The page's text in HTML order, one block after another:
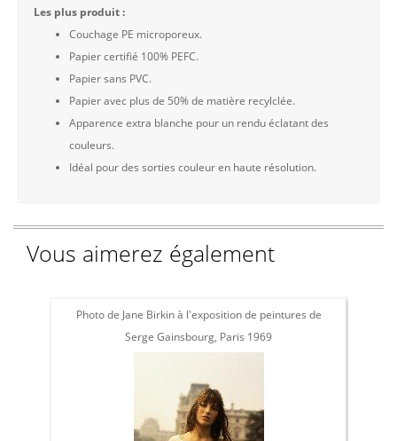
Les plus produit :
Couchage PE microporeux.
Papier certifié 100% PEFC.
Papier sans PVC.
Papier avec plus de 50% de matière recylclée.
Apparence extra blanche pour un rendu éclatant des
couleurs.
Idéal pour des sorties couleur en haute résolution.
Vous aimerez également
Photo de Jane Birkin à l'exposition de peintures de
Serge Gainsbourg, Paris 1969